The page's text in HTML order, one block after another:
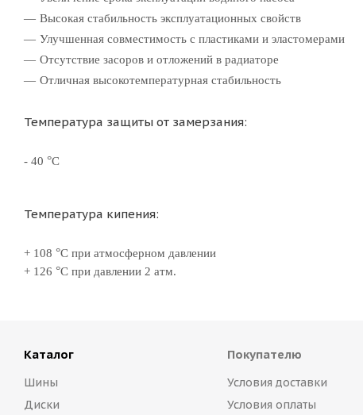
Высокая стабильность эксплуатационных свойств
Улучшенная совместимость с пластиками и эластомерами
Отсутствие засоров и отложений в радиаторе
Отличная высокотемпературная стабильность
Температура защиты от замерзания:
- 40 °С
Температура кипения:
+ 108 °С при атмосферном давлении
+ 126 °С при давлении 2 атм.
Каталог
Шины
Диски
Покупателю
Условия доставки
Условия оплаты